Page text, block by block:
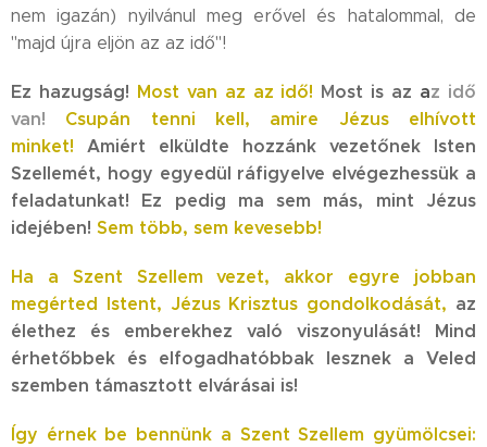
nem igazán) nyilvánul meg erővel és hatalommal, de
"majd újra eljön az az idő"!
Ez hazugság! Most van az az idő! Most is az az idő
van! Csupán tenni kell, amire Jézus elhívott
minket! Amiért elküldte hozzánk vezetőnek
Isten
Szellemét, hogy egyedül ráfigyelve elvégezhessük a
feladatunkat! Ez pedig ma sem más, mint Jézus
idejében! Sem több, sem kevesebb!
Ha a Szent Szellem vezet, akkor egyre jobban
megérted Istent, Jézus Krisztus gondolkodását, az
élethez és emberekhez való viszonyulását! Mind
érhetőbbek és elfogadhatóbbak lesznek a Veled
szemben támasztott elvárásai is!
Így érnek be bennünk a Szent Szellem gyümölcsei: